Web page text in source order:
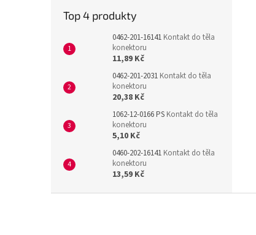
Top 4 produkty
0462-201-16141 Kontakt do těla
konektoru
11,89 Kč
0462-201-2031 Kontakt do těla
konektoru
20,38 Kč
1062-12-0166 PS Kontakt do těla
konektoru
5,10 Kč
0460-202-16141 Kontakt do těla
konektoru
13,59 Kč